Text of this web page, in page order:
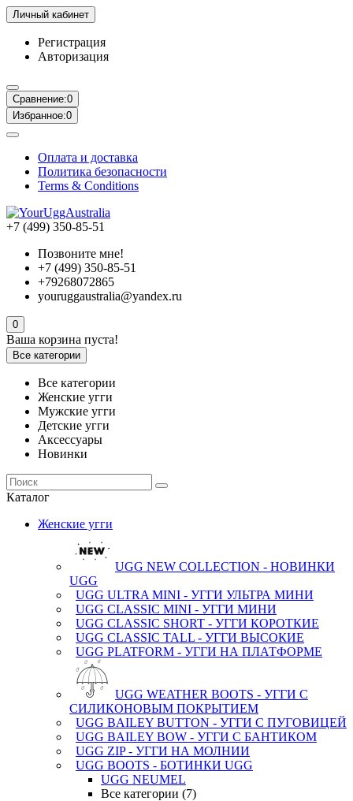
Личный кабинет
Регистрация
Авторизация
Сравнение:0
Избранное:0
Оплата и доставка
Политика безопасности
Terms & Conditions
+7 (499) 350-85-51
Позвоните мне!
+7 (499) 350-85-51
+79268072865
youruggaustralia@yandex.ru
0
Ваша корзина пуста!
Все категории
Все категории
Женские угги
Мужские угги
Детские угги
Аксессуары
Новинки
Каталог
Женские угги
UGG NEW COLLECTION - НОВИНКИ
UGG
UGG ULTRA MINI - УГГИ УЛЬТРА МИНИ
UGG CLASSIC MINI - УГГИ МИНИ
UGG CLASSIC SHORT - УГГИ КОРОТКИЕ
UGG CLASSIC TALL - УГГИ ВЫСОКИЕ
UGG PLATFORM - УГГИ НА ПЛАТФОРМЕ
UGG WEATHER BOOTS - УГГИ С
СИЛИКОНОВЫМ ПОКРЫТИЕМ
UGG BAILEY BUTTON - УГГИ С ПУГОВИЦЕЙ
UGG BAILEY BOW - УГГИ С БАНТИКОМ
UGG ZIP - УГГИ НА МОЛНИИ
UGG BOOTS - БОТИНКИ UGG
UGG NEUMEL
Все категории (7)